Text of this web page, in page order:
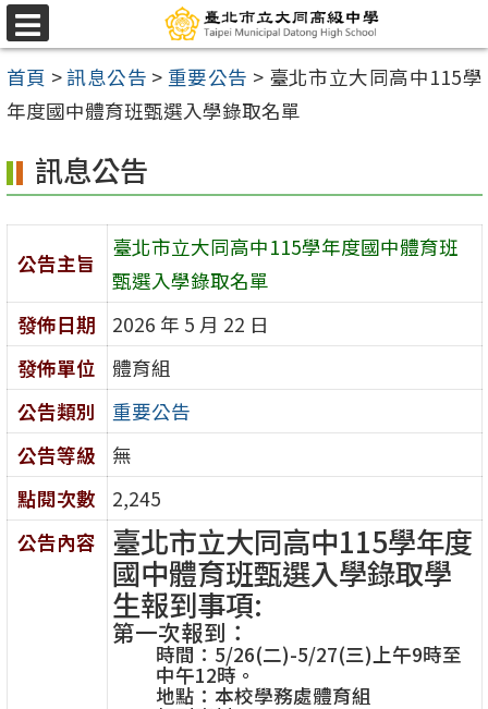
跳
至
主
要
容
區
選
單
首頁 >訊息公告 > 重要公告 > 臺北市立大同高中115學
年度國中體育班甄選入學錄取名單
訊息公告
公告主旨
臺北市立大同高中115學年度國中體育班
甄選入學錄取名單
發佈日期
2026 年 5 月 22 日
發佈單位
體育組
公告類別
重要公告
公告等級
無
點閱次數
2,245
公告內容
臺北市立大同高中115學年度
國中體育班甄選入學錄取學
生報到事項:
第一次報到：
時間：5/26(二)-5/27(三)上午9時至
中午12時。
地點：本校學務處體育組